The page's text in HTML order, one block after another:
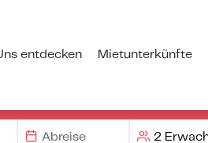
entdecken Mietunterkünfte